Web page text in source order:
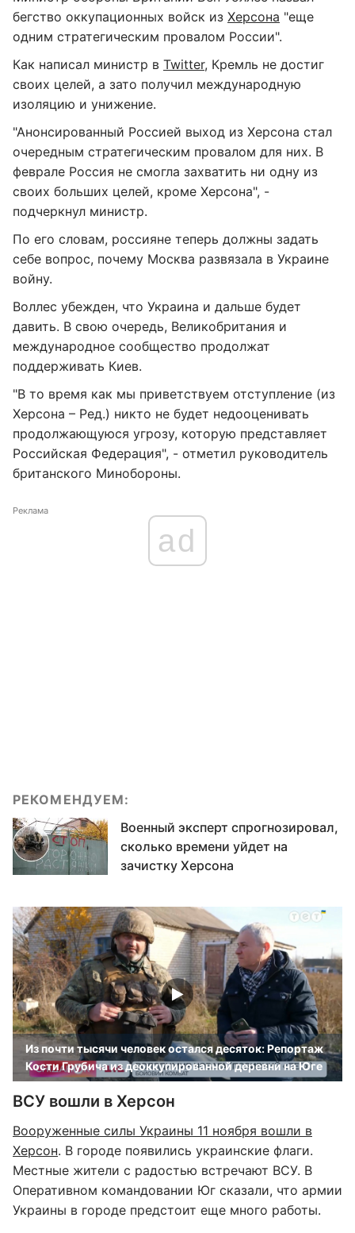
бегство оккупационных войск из Херсона "еще
одним стратегическим провалом России".
Как написал министр в Twitter, Кремль не достиг
своих целей, а зато получил международную
изоляцию и унижение.
"Анонсированный Россией выход из Херсона стал
очередным стратегическим провалом для них. В
феврале Россия не смогла захватить ни одну из
своих больших целей, кроме Херсона", -
подчеркнул министр.
По его словам, россияне теперь должны задать
себе вопрос, почему Москва развязала в Украине
войну.
Воллес убежден, что Украина и дальше будет
давить. В свою очередь, Великобритания и
международное сообщество продолжат
поддерживать Киев.
"В то время как мы приветствуем отступление (из
Херсона – Ред.) никто не будет недооценивать
продолжающуюся угрозу, которую представляет
Российская Федерация", - отметил руководитель
британского Минобороны.
Реклама
ad
РЕКОМЕНДУЕМ:
Военный эксперт спрогнозировал,
сколько времени уйдет на
зачистку Херсона
Из почти тысячи человек остался десяток: Репортаж
Кости Грубича из деоккупированной деревни на Юге
ВСУ вошли в Херсон
Вооруженные силы Украины 11 ноября вошли в
Херсон. В городе появились украинские флаги.
Местные жители с радостью встречают ВСУ. В
Оперативном командовании Юг сказали, что армии
Украины в городе предстоит еще много работы.